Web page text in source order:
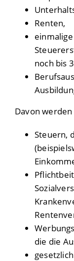
Renten,
noch bis
Davon
Steuern,
die die